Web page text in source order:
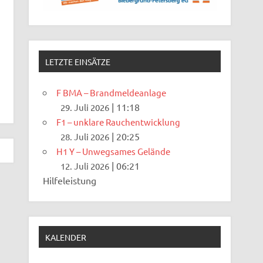
LETZTE EINSÄTZE
F BMA – Brandmeldeanlage
29. Juli 2026 | 11:18
F1 – unklare Rauchentwicklung
28. Juli 2026 | 20:25
H1 Y – Unwegsames Gelände
12. Juli 2026 |06:21
Hilfeleistung
KALENDER